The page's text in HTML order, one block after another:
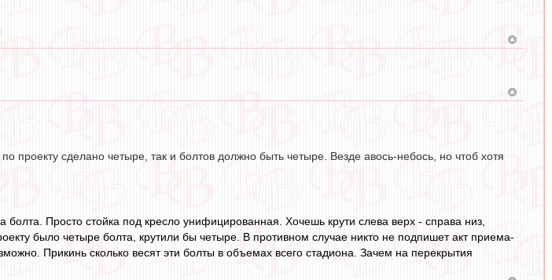
проекту сделано четыре, так и болтов должно быть четыре. Везде авось-небось, но чтоб хотя
Просто стойка под кресло унифицированная. Хочешь крути слева верх - справа низ,
было четыре болта, крутили бы четыре. В противном случае никто не подпишет акт приема-
Прикинь сколько весят эти болты в объемах всего стадиона. Зачем на перекрытия